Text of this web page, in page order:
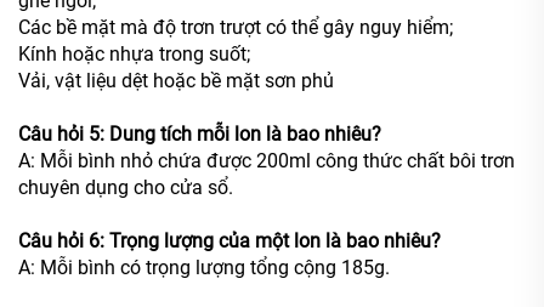
Các bề mặt mà độ trơn trượt có thể gây nguy hiểm;
Kính hoặc nhựa trong suốt;
Vải, vật liệu dệt hoặc bề mặt sơn phủ
Câu hỏi 5: Dung tích mỗi lon là bao nhiêu?
A: Mỗi bình nhỏ chứa được 200ml công thức chất bôi trơn
chuyên dụng cho cửa sổ.
Câu hỏi 6: Trọng lượng của một lon là bao nhiêu?
A: Mỗi bình có trọng lượng tổng cộng 185g.